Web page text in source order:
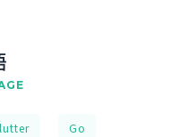
Go